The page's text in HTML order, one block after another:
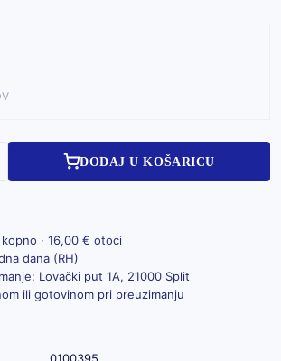
DODAJ U KOŠARICU
· 16,00 € otoci
dana (RH)
Lovački put 1A, 21000 Split
ili gotovinom pri preuzimanju